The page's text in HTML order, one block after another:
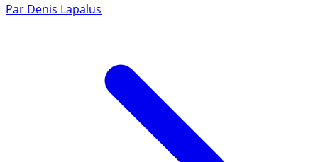
Par Denis Lapalus